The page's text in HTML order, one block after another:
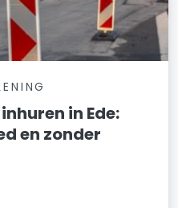
in Ede:
en zonder